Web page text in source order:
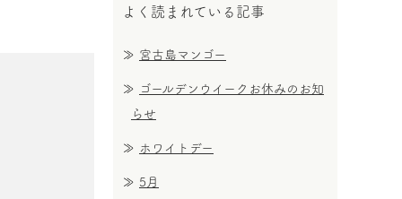
よく読まれている記事
宮古島マンゴー
ゴールデンウイークお休みのお知
らせ
ホワイトデー
5月